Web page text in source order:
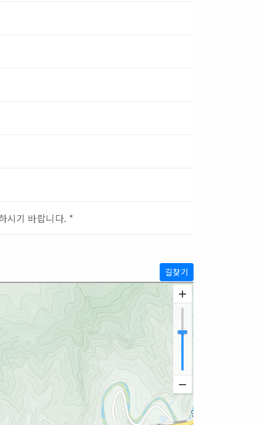
시기 바랍니다. *
길찾기